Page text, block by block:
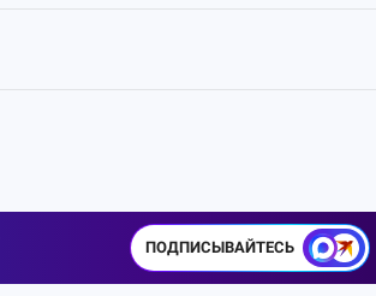
ПОДПИСЫВАЙТЕСЬ